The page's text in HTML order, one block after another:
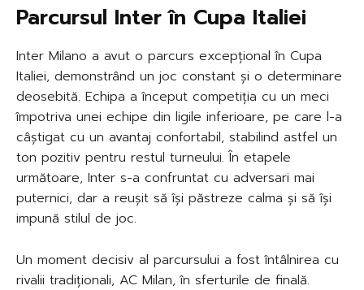
Parcursul Inter în Cupa Italiei
Inter Milano a avut o parcurs excepțional în Cupa
Italiei, demonstrând un joc constant și o determinare
deosebită. Echipa a început competiția cu un meci
împotriva unei echipe din ligile inferioare, pe care l-a
câștigat cu un avantaj confortabil, stabilind astfel un
ton pozitiv pentru restul turneului. În etapele
următoare, Inter s-a confruntat cu adversari mai
puternici, dar a reușit să își păstreze calma și să își
impună stilul de joc.
Un moment decisiv al parcursului a fost întâlnirea cu
rivalii tradiționali, AC Milan, în sferturile de finală.